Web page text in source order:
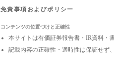
免責事項およびポリシー
コンテンツの位置づけと正確性
本サイトは有価証券報告書・IR資料・
記載内容の正確性・適時性は保証せず